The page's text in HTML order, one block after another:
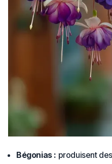
Bégonias : produisent